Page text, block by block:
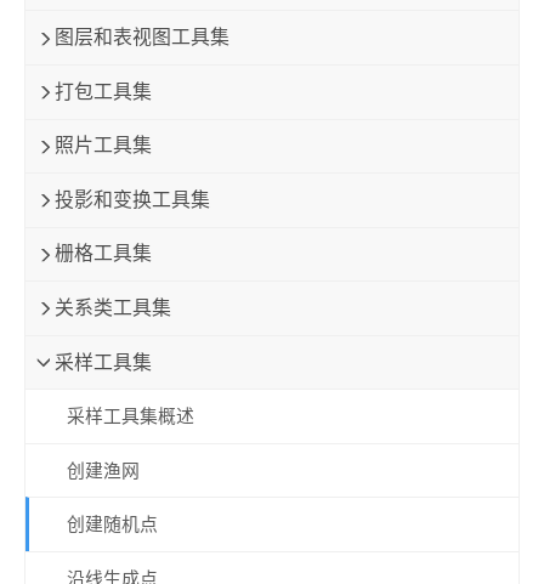
图层和表视图工具集
打包工具集
照片工具集
投影和变换工具集
栅格工具集
关系类工具集
采样工具集
采样工具集概述
创建渔网
创建随机点
沿线生成点